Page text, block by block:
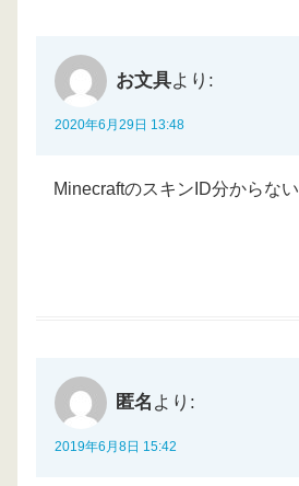
お文具より:
2020年6月29日 13:48
MinecraftのスキンID分からない
匿名 より:
2019年6月8日 15:42